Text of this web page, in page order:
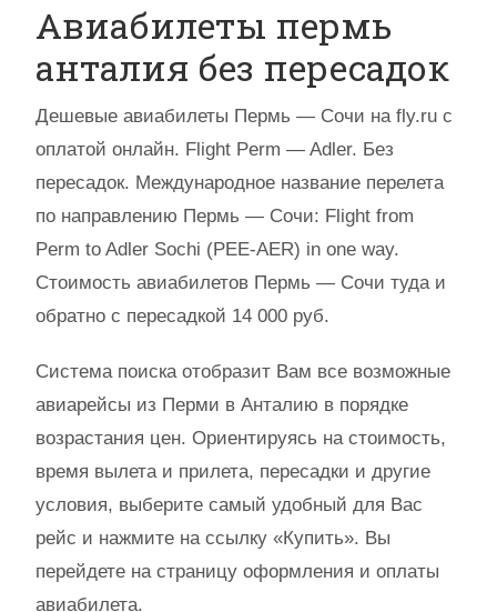
Авиабилеты пермь
анталия без пересадок
Дешевые авиабилеты Пермь — Сочи на fly.ru с
оплатой онлайн. Flight Perm — Adler. Без
пересадок. Международное название перелета
по направлению Пермь — Сочи: Flight from
Perm to Adler Sochi (PEE-AER) in one way.
Стоимость авиабилетов Пермь — Сочи туда и
обратно с пересадкой 14 000 руб.
Система поиска отобразит Вам все возможные
авиарейсы из Перми в Анталию в порядке
возрастания цен. Ориентируясь на стоимость,
время вылета и прилета, пересадки и другие
условия, выберите самый удобный для Вас
рейс и нажмите на ссылку «Купить». Вы
перейдете на страницу оформления и оплаты
авиабилета.